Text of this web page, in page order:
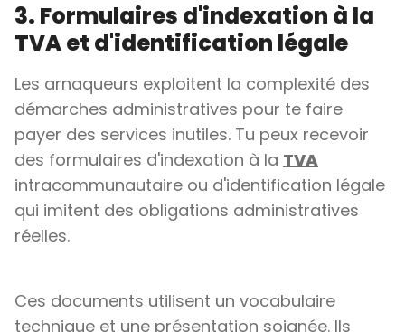
3. Formulaires d'indexation à la
TVA et d'identification légale
Les arnaqueurs exploitent la complexité des
démarches administratives pour te faire
payer des services inutiles. Tu peux recevoir
des formulaires d'indexation à la TVA
intracommunautaire ou d'identification légale
qui imitent des obligations administratives
réelles.
Ces documents utilisent un vocabulaire
technique et une présentation soignée. Ils